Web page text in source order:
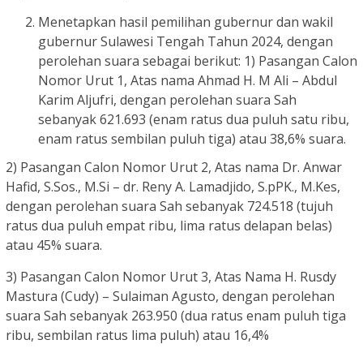
Menetapkan hasil pemilihan gubernur dan wakil
gubernur Sulawesi Tengah Tahun 2024, dengan
perolehan suara sebagai berikut: 1) Pasangan Calon
Nomor Urut 1, Atas nama Ahmad H. M Ali – Abdul
Karim Aljufri, dengan perolehan suara Sah
sebanyak 621.693 (enam ratus dua puluh satu ribu,
enam ratus sembilan puluh tiga) atau 38,6% suara.
2) Pasangan Calon Nomor Urut 2, Atas nama Dr. Anwar
Hafid, S.Sos., M.Si – dr. Reny A. Lamadjido, S.pPK., M.Kes,
dengan perolehan suara Sah sebanyak 724.518 (tujuh
ratus dua puluh empat ribu, lima ratus delapan belas)
atau 45% suara.
3) Pasangan Calon Nomor Urut 3, Atas Nama H. Rusdy
Mastura (Cudy) – Sulaiman Agusto, dengan perolehan
suara Sah sebanyak 263.950 (dua ratus enam puluh tiga
ribu, sembilan ratus lima puluh) atau 16,4%